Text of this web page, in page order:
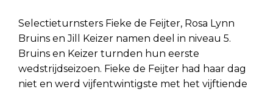
Selectieturnsters Fieke de Feijter, Rosa Lynn
Bruins en Jill Keizer namen deel in niveau 5.
Bruins en Keizer turnden hun eerste
wedstrijdseizoen. Fieke de Feijter had haar dag
niet en werd vijfentwintigste met het vijftiende